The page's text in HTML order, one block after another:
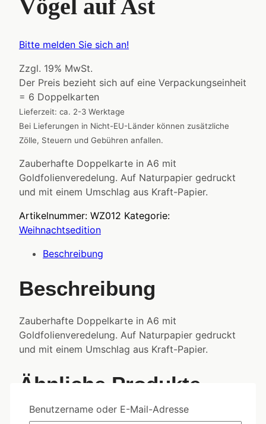
Vögel auf Ast
Bitte melden Sie sich an!
Zzgl. 19% MwSt.
Der Preis bezieht sich auf eine Verpackungseinheit
= 6 Doppelkarten
Lieferzeit: ca. 2-3 Werktage
Bei Lieferungen in Nicht-EU-Länder können zusätzliche
Zölle, Steuern und Gebühren anfallen.
Zauberhafte Doppelkarte in A6 mit
Goldfolienveredelung. Auf Naturpapier gedruckt
und mit einem Umschlag aus Kraft-Papier.
Artikelnummer: WZ012 Kategorie:
Weihnachtsedition
Beschreibung
Beschreibung
Zauberhafte Doppelkarte in A6 mit
Goldfolienveredelung. Auf Naturpapier gedruckt
und mit einem Umschlag aus Kraft-Papier.
Ähnliche Produkte
Benutzername oder E-Mail-Adresse